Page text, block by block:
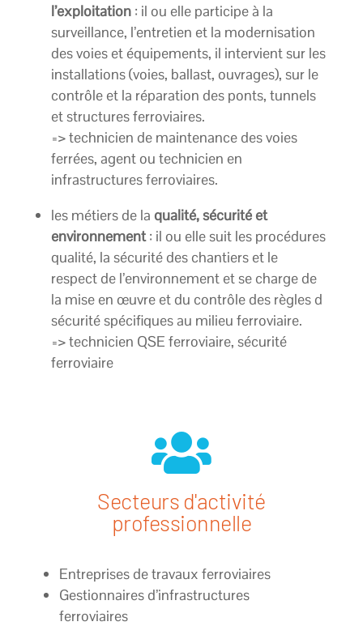
l’exploitation: il ou elle participe à la
surveillance, l’entretien et la modernisation
des voies et équipements, il intervient sur les
installations (voies, ballast, ouvrages), sur le
contrôle et la réparation des ponts, tunnels
et structures ferroviaires.
=> technicien de maintenance des voies
ferrées, agent ou technicien en
infrastructures ferroviaires.
les métiers de la qualité, sécurité et
environnement: il ou elle suit les procédures
qualité, la sécurité des chantiers et le
respect de l’environnement et se charge de
la mise en œuvre et du contrôle des règles d
sécurité spécifiques au milieu ferroviaire.
=>technicien QSE ferroviaire, sécurité
ferroviaire

Secteurs d'activité
professionnelle
Entreprises de travaux ferroviaires
Gestionnaires d’infrastructures
ferroviaires